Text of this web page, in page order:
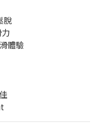
脫
體驗